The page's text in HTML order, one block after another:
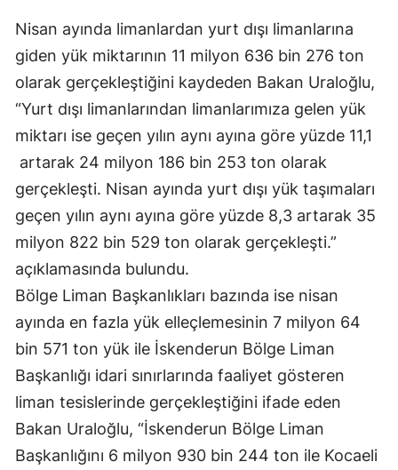
Nisan ayında limanlardan yurt dışı limanlarına
giden yük miktarının 11 milyon 636 bin 276 ton
olarak gerçekleştiğini kaydeden Bakan Uraloğlu,
“Yurt dışı limanlarından limanlarımıza gelen yük
miktarı ise geçen yılın aynı ayına göre yüzde 11,1
artarak 24 milyon 186 bin 253 ton olarak
gerçekleşti. Nisan ayında yurt dışı yük taşımaları
geçen yılın aynı ayına göre yüzde 8,3 artarak 35
milyon 822 bin 529 ton olarak gerçekleşti.”
açıklamasında bulundu.
Bölge Liman Başkanlıkları bazında ise nisan
ayında en fazla yük elleçlemesinin 7 milyon 64
bin 571 ton yük ile İskenderun Bölge Liman
Başkanlığı idari sınırlarında faaliyet gösteren
liman tesislerinde gerçekleştiğini ifade eden
Bakan Uraloğlu, “İskenderun Bölge Liman
Başkanlığını 6 milyon 930 bin 244 ton ile Kocaeli